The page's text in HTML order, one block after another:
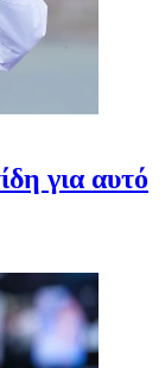
για αυτό